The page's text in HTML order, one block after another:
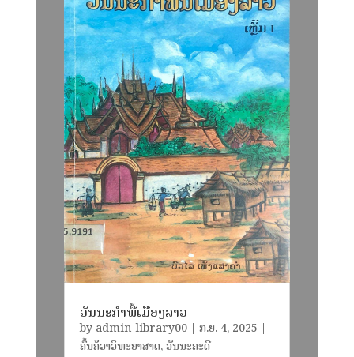
ວັນນະກຳພື້ເມືອງລາວ
by admin_library00| ກ.ຍ. 4, 2025 |
ຄົ້ນຄ້ວາວິທະຍາສາດ,ວັນນະຄະດີ